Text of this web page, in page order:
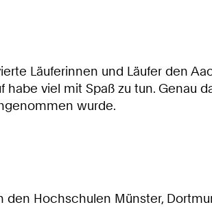
Läuferinnen und Läufer den
viel mit Spaß zu tun. Genau
wurde.
den Hochschulen Münster,